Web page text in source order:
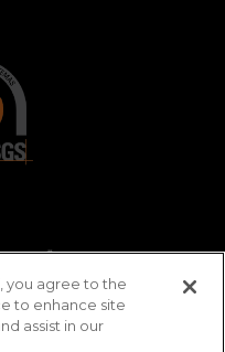
you agree to the
to enhance site
assist in our